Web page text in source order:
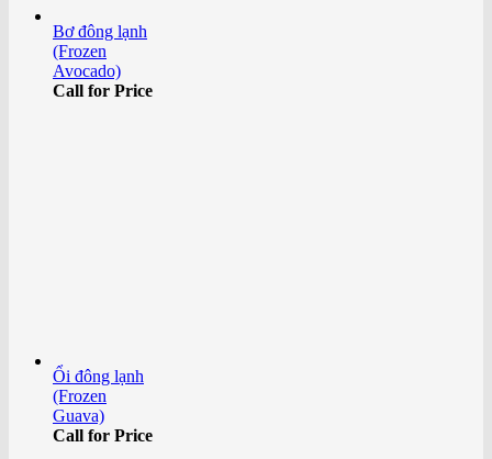
Bơ đông lạnh
(Frozen
Avocado)
Call for Price
Ổi đông lạnh
(Frozen
Guava)
Call for Price